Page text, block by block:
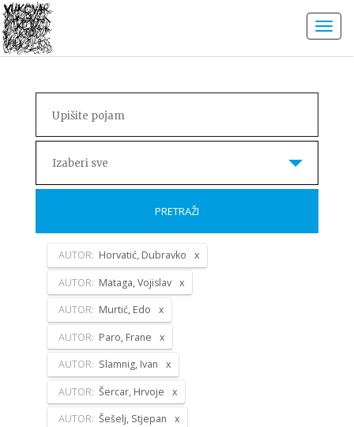
Izaberi sve
PRETRAŽI
AUTOR: Horvatić, Dubravko
AUTOR: Mataga, Vojislav
AUTOR: Murtić, Edo
AUTOR: Paro, Frane
AUTOR: Slamnig, Ivan
AUTOR: Šercar, Hrvoje
AUTOR: Šešelj, Stjepan